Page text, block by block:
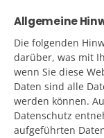
Allgemeine
Die folgenden
darüber, was mit
wenn Sie diese
Daten sind alle
werden können.
Datenschutz
aufgeführten